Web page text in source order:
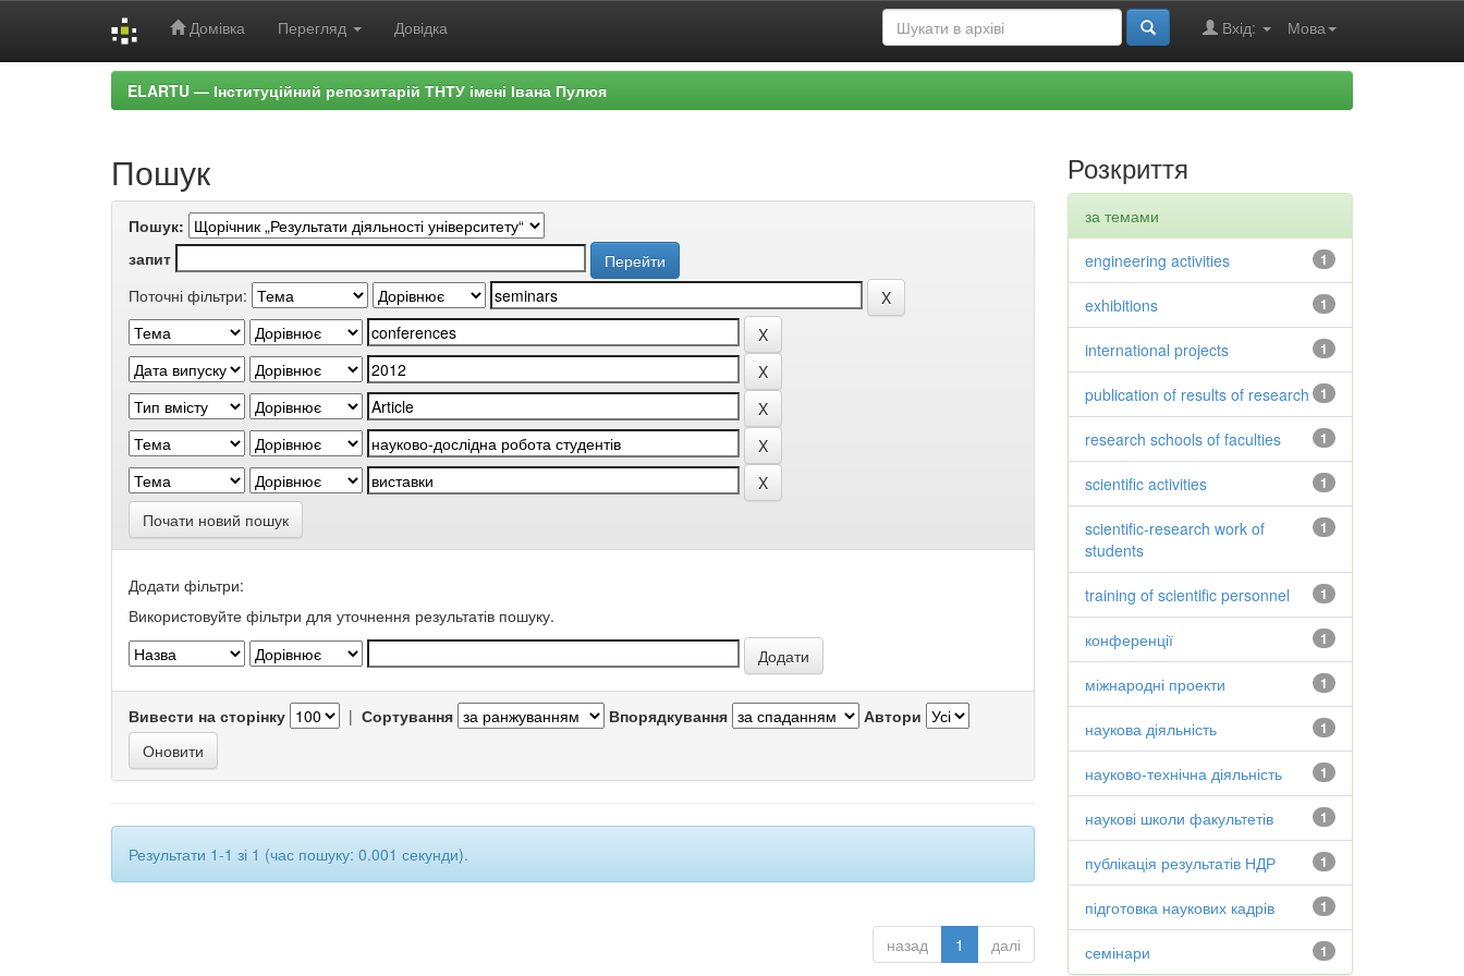
Домівка Перегляд Довідка Мова
Вхід:
ELARTU — Інституційний репозитарій ТНТУ імені Івана Пулюя
Пошук
Пошук:
запит
Поточні фільтри:
Почати новий пошук
Додати фільтри:
Використовуйте фільтри для уточнення результатів пошуку.
Вивести на сторінку | Сортування Впорядкування Автори
Результати 1-1 зі 1 (час пошуку: 0.001 секунди).
назад 1 далі
Розкриття
за темами
1
engineering activities
1
exhibitions
1
international projects
1
publication of results of research
1
research schools of faculties
1
scientific activities
1
scientific-research work of
students
1
training of scientific personnel
1
конференції
1
міжнародні проекти
1
наукова діяльність
1
науково-технічна діяльність
1
наукові школи факультетів
1
публікація результатів НДР
1
підготовка наукових кадрів
1
семінари